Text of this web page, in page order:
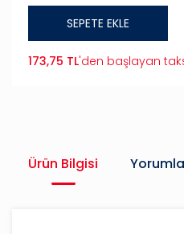
SEPETE EKLE
173,75 TL'den başlayan
Ürün Bilgisi